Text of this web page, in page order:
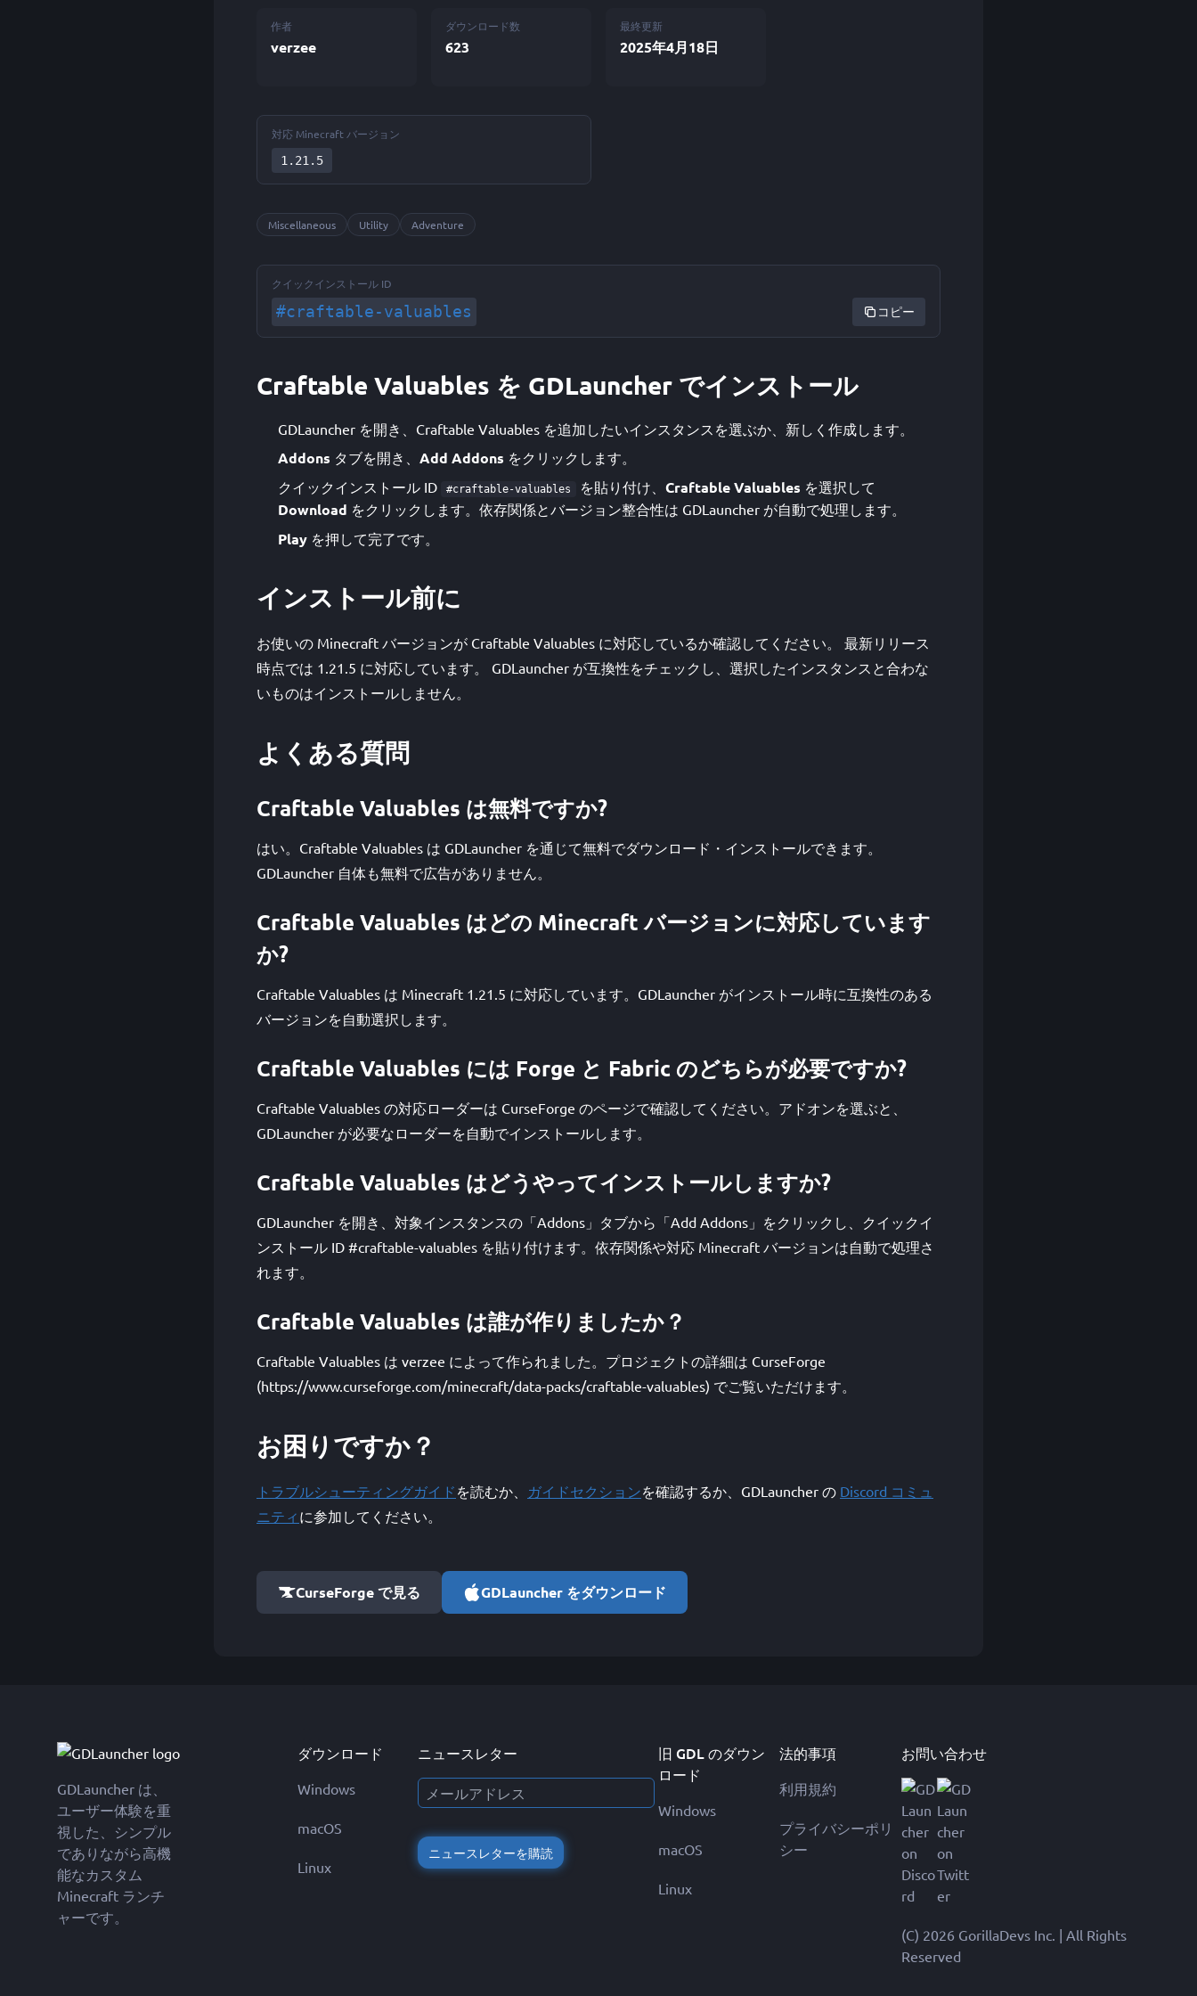
作者
verzee
ダウンロード数
623
最終更新
2025年4月18日
対応 Minecraft バージョン
1.21.5
Miscellaneous Utility Adventure
クイックインストール ID
#craftable-valuables コピー
Craftable Valuables を GDLauncher でインストール
GDLauncher を開き、Craftable Valuables を追加したいインスタンスを選ぶか、新しく作成します。
Addons タブを開き、 Add Addons をクリックします。
クイックインストール ID
#craftable-valuables を貼り付け、 Craftable Valuables を選択して
Download をクリックします。依存関係とバージョン整合性は GDLauncher が自動で処理します。
Play を押して完了です。
インストール前に
お使いの Minecraft バージョンが Craftable Valuables に対応しているか確認してください。 最新リリース
時点では 1.21.5 に対応しています。 GDLauncher が互換性をチェックし、選択したインスタンスと合わな
いものはインストールしません。
よくある質問
Craftable Valuables は無料ですか?
はい。Craftable Valuables は GDLauncher を通じて無料でダウンロード・インストールできます。
GDLauncher 自体も無料で広告がありません。
Craftable Valuables はどの Minecraft バージョンに対応しています
か?
Craftable Valuables は Minecraft 1.21.5 に対応しています。GDLauncher がインストール時に互換性のある
バージョンを自動選択します。
Craftable Valuables には Forge と Fabric のどちらが必要ですか?
Craftable Valuables の対応ローダーは CurseForge のページで確認してください。アドオンを選ぶと、
GDLauncher が必要なローダーを自動でインストールします。
Craftable Valuables はどうやってインストールしますか?
GDLauncher を開き、対象インスタンスの「Addons」タブから「Add Addons」をクリックし、クイックイ
ンストール ID #craftable-valuables を貼り付けます。依存関係や対応 Minecraft バージョンは自動で処理さ
れます。
Craftable Valuables は誰が作りましたか？
Craftable Valuables は verzee によって作られました。プロジェクトの詳細は CurseForge
(https://www.curseforge.com/minecraft/data-packs/craftable-valuables) でご覧いただけます。
お困りですか？
トラブルシューティングガイド を読むか、 ガイドセクションを確認するか、GDLauncher の Discord コミュ
ニティ に参加してください。
CurseForge で見る GDLauncher をダウンロード
GDLauncher は、
ユーザー体験を重
視した、シンプル
でありながら高機
能なカスタム
Minecraft ランチ
ャーです。
ダウンロード
Windows
macOS
Linux
ニュースレター
ニュースレターを購読
旧 GDL のダウン
ロード
Windows
macOS
Linux
法的事項
利用規約
プライバシーポリ
シー
お問い合わせ
(C) 2026 GorillaDevs Inc. | All Rights
Reserved